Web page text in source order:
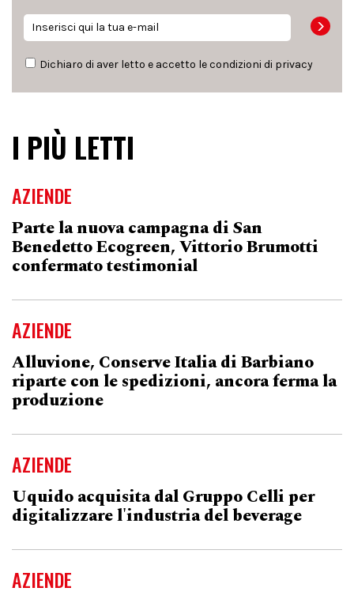
Dichiaro di aver letto e accetto le condizioni di privacy
I PIÙ LETTI
AZIENDE
Parte la nuova campagna di San
Benedetto Ecogreen, Vittorio Brumotti
confermato testimonial
AZIENDE
Alluvione, Conserve Italia di Barbiano
riparte con le spedizioni, ancora ferma la
produzione
AZIENDE
Uquido acquisita dal Gruppo Celli per
digitalizzare l'industria del beverage
AZIENDE